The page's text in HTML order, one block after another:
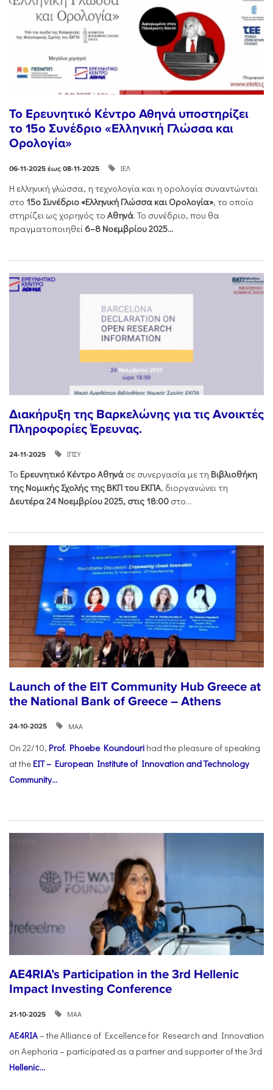
Το Ερευνητικό Κέντρο Αθηνά υποστηρίζει
το 15ο Συνέδριο «Ελληνική Γλώσσα και
Ορολογία»
06-11-2025 έως 08-11-2025 ΙΕΛ
Η ελληνική γλώσσα, η τεχνολογία και η ορολογία συναντώνται
στο 15ο Συνέδριο «Ελληνική Γλώσσα και Ορολογία», το οποίο
στηρίζει ως χορηγός το Αθηνά. Το συνέδριο, που θα
πραγματοποιηθεί 6–8 Νοεμβρίου 2025...
Διακήρυξη της Βαρκελώνης για τις Ανοικτές
Πληροφορίες Έρευνας.
24-11-2025 ΙΠΣΥ
Το Ερευνητικό Κέντρο Αθηνά σε συνεργασία με τη Βιβλιοθήκη
της Νομικής Σχολής της ΒΚΠ του ΕΚΠΑ, διοργανώνει τη
Δευτέρα 24 Νοεμβρίου 2025, στις 18:00 στο...
Launch of the EIT Community Hub Greece at
the National Bank of Greece – Athens
24-10-2025 ΜΑΑ
On 22/10, Prof. Phoebe Koundouri had the pleasure of speaking
at the EIT – European Institute of Innovation and Technology
Community...
AE4RIA’s Participation in the 3rd Hellenic
Impact Investing Conference
21-10-2025 ΜΑΑ
AE4RIA– the Alliance of Excellence for Research and Innovation
on Aephoria – participated as a partner and supporter of the 3rd
Hellenic...